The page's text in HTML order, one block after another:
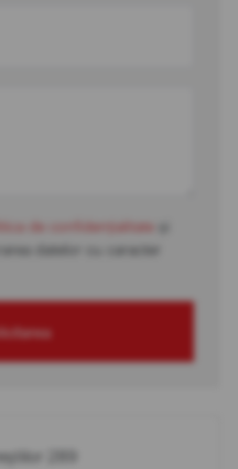
de confidențialitate
datelor cu caracter
289